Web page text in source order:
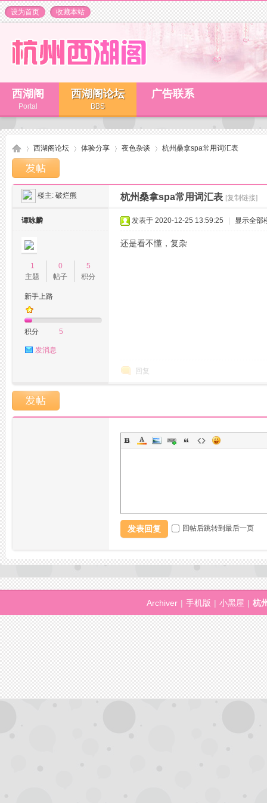
设为首页 收藏本站
西湖阁
Portal
西湖阁论坛
BBS
广告联系
»
西湖阁论坛
›
体验分享 夜色杂谈
›
杭州桑拿spa常用词汇表
楼主: 破烂熊 杭州桑拿spa常用词汇表 [复制链接]
谭咏麟
1
主题
0
帖子
5
积分
新手上路
积分 5
发消息
发表于 2020-12-25 13:59:25 显示全部
还是看不懂，复杂
回复
发表回复 回帖后跳转到最后一页
Archiver | 手机版 | 小黑屋 | 杭